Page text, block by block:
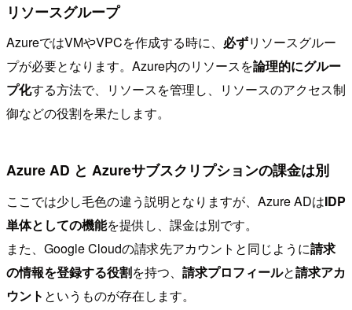
リソースグループ
AzureではVMやVPCを作成する時に、 必ずリソースグルー
プが必要となります。Azure内のリソースを論理的にグルー
プ化する方法で、リソースを管理し、リソースのアクセス制
御などの役割を果たします。
Azure AD と Azureサブスクリプションの課金は別
ここでは少し毛色の違う説明となりますが、Azure ADはIDP
単体としての機能を提供し、課金は別です。
また、Google Cloudの請求先アカウントと同じように請求
の情報を登録する役割を持つ、 請求プロフィールと請求アカ
ウント というものが存在します。